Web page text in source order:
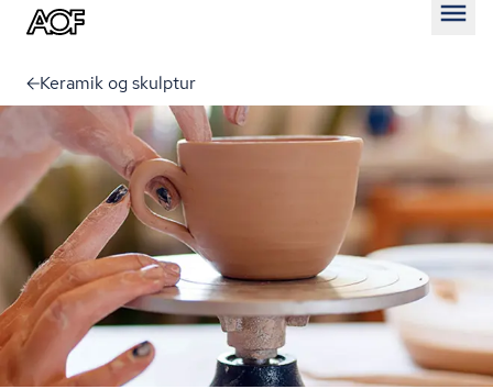
Keramik og skulptur